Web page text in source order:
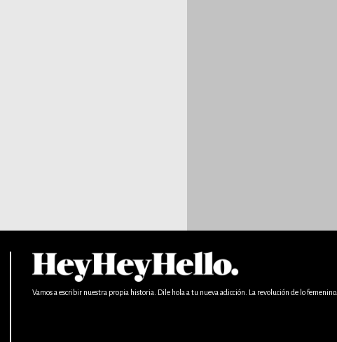
Vamos a escribir nuestra propia historia. Dile hola a tu nueva adicción. La revolución de lo femenino.